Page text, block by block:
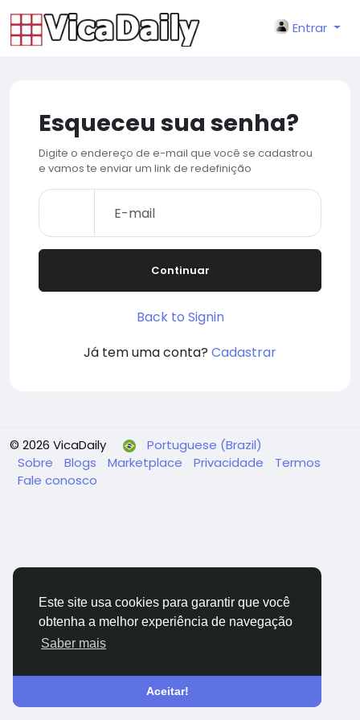
Este site usa cookies para garantir que você
obtenha a melhor experiência de navegação
Saber mais
Aceitar!
Entrar
Esqueceu sua senha?
Digite o endereço de e-mail que você se cadastrou
e vamos te enviar um link de redefinição
Continuar
Back to Signin
Já tem uma conta? Cadastrar
© 2026 VicaDaily
Portuguese (Brazil)
Sobre
Blogs Marketplace Privacidade
Termos
Fale conosco